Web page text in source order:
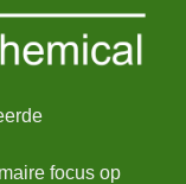
focus op